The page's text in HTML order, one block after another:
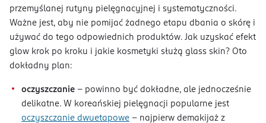
przemyślanej rutyny pielęgnacyjnej i systematyczności.
Ważne jest, aby nie pomijać żadnego etapu dbania o skórę i
używać do tego odpowiednich produktów. Jak uzyskać efekt
glow krok po kroku i jakie kosmetyki służą glass skin? Oto
dokładny plan:
oczyszczanie – powinno być dokładne, ale jednocześnie
delikatne. W koreańskiej pielęgnacji popularne jest
oczyszczanie dwuetapowe – najpierw demakijaż z